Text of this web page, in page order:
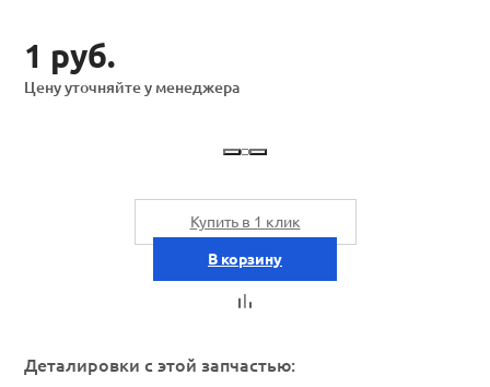
1 руб.
Цену уточняйте у менеджера
Купить в 1 клик
В корзину
Деталировки с этой запчастью: